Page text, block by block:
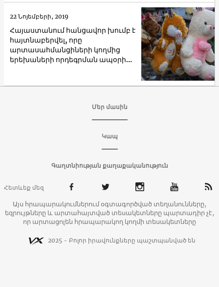
Հայաստանում հանցավոր խումբ է
հայտնաբերվել, որը
արտասահմանցիների կողմից
երեխաների որդեգրման ապօրինի
22 Նոյեմբերի, 2019
Մեր մասին
Կապ
Գաղտնիության քաղաքականություն
Հետևեք մեզ
Այս հրապարակումներում օգտագործված տեղանունները,
եզրույթները և արտահայտված տեսակետները պարտադիր չէ,
որ արտացոլեն հրապարակող կողմի տեսակետները
2025 - Բոլոր իրավունքները պաշտպանված են